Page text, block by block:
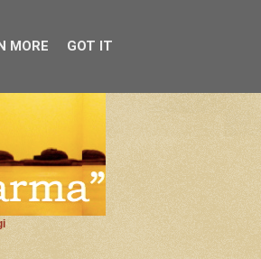
MORE GOT IT